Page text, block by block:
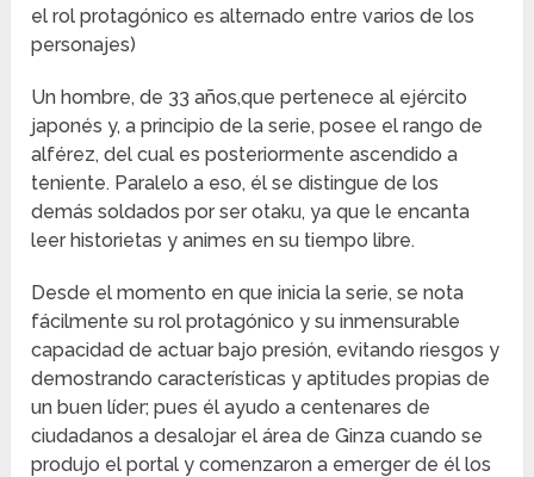
el rol protagónico es alternado entre varios de los
personajes)
Un hombre, de 33 años,que pertenece al ejército
japonés y, a principio de la serie, posee el rango de
alférez, del cual es posteriormente ascendido a
teniente. Paralelo a eso, él se distingue de los
demás soldados por ser otaku, ya que le encanta
leer historietas y animes en su tiempo libre.
Desde el momento en que inicia la serie, se nota
fácilmente su rol protagónico y su inmensurable
capacidad de actuar bajo presión, evitando riesgos y
demostrando características y aptitudes propias de
un buen líder; pues él ayudo a centenares de
ciudadanos a desalojar el área de Ginza cuando se
produjo el portal y comenzaron a emerger de él los